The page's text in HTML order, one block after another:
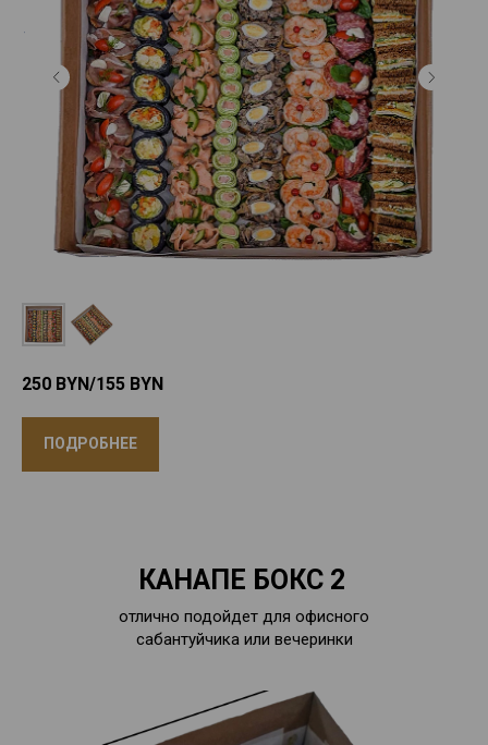
250 BYN/155 BYN
ПОДРОБНЕЕ
КАНАПЕ БОКС 2
отлично подойдет для офисного
сабантуйчика или вечеринки